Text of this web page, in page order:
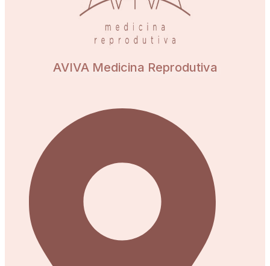
AVIVA Medicina Reprodutiva